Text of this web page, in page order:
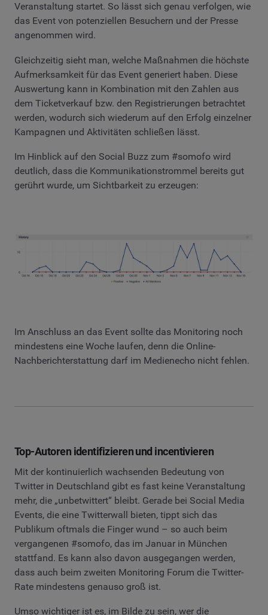
Veranstaltung startet. So lässt sich genau verfolgen, wie
das Event von potenziellen Besuchern und der Presse
angenommen wird.
Gleichzeitig sieht man, welche Maßnahmen die höchste
Aufmerksamkeit für das Event generiert haben. Diese
Auswertung kann in Kombination mit den Zahlen aus
dem Ticketverkauf bzw. den Registrierungen betrachtet
werden, wodurch sich wiederum auf den Erfolg einzelner
Kampagnen und Aktivitäten schließen lässt.
Im Hinblick auf den Social Buzz zum #somofo wird
deutlich, dass die Kommunikationstrommel bereits gut
gerührt wurde, um Sichtbarkeit zu erzeugen:
Im Anschluss an das Event sollte das Monitoring noch
mindestens eine Woche laufen, denn die Online-
Nachberichterstattung darf im Medienecho nicht fehlen.
Top-Autoren identifizieren und incentivieren
Mit der kontinuierlich wachsenden Bedeutung von
Twitter in Deutschland gibt es fast keine Veranstaltung
mehr, die „unbetwittert“ bleibt. Gerade bei Social Media
Events, die eine Twitterwall bieten, tippt sich das
Publikum oftmals die Finger wund – so auch beim
vergangenen #somofo, das im Januar in München
stattfand. Es kann also davon ausgegangen werden,
dass auch beim zweiten Monitoring Forum die Twitter-
Rate mindestens genauso groß ist.
Umso wichtiger ist es, im Bilde zu sein, wer die